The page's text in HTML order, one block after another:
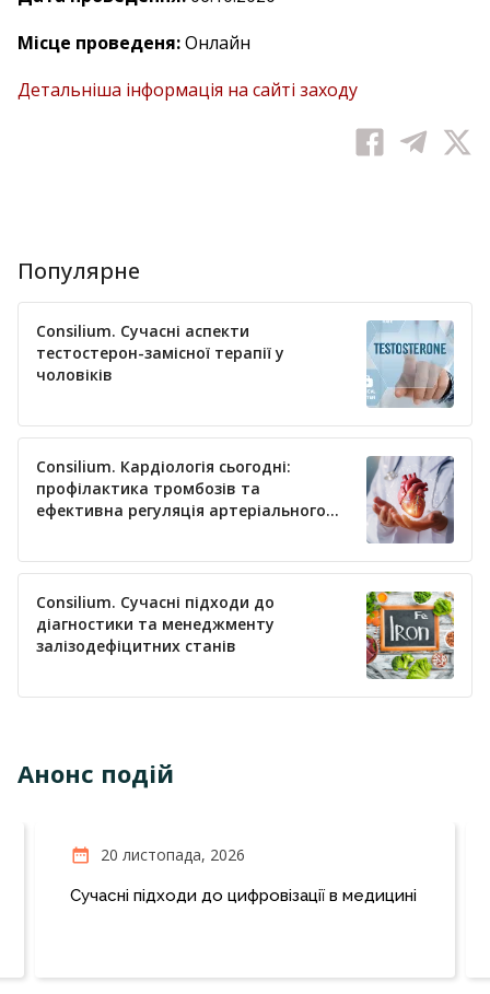
Місце проведеня:Онлайн
Детальніша інформація на сайті заходу
Популярне
Consilium. Сучасні аспекти
тестостерон-замісної терапії у
чоловіків
Consilium. Кардіологія сьогодні:
профілактика тромбозів та
ефективна регуляція артеріального
Consilium. Сучасні підходи до
діагностики та менеджменту
залізодефіцитних станів
Анонс подій
20 листопада, 2026
Сучасні підходи до цифровізації в медицині